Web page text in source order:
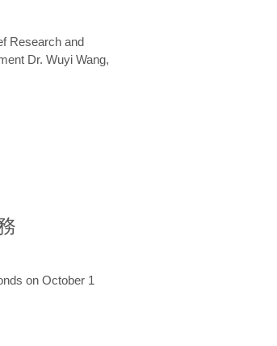
Research and
Dr. Wuyi Wang,
on October 1